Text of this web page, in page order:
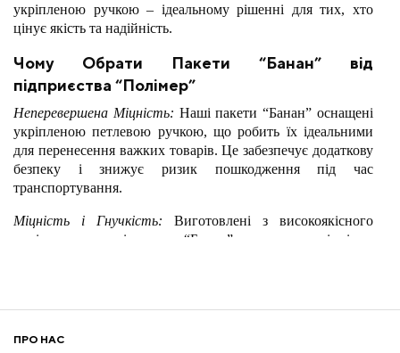
укріпленою ручкою – ідеальному рішенні для тих, хто
цінує якість та надійність.
Чому Обрати Пакети “Банан” від
підприєства “Полімер”
Неперевершена Міцність: Наші пакети “Банан” оснащені
укріпленою петлевою ручкою, що робить їх ідеальними
для перенесення важких товарів. Це забезпечує додаткову
безпеку і знижує ризик пошкодження під час
транспортування.
Міцність і Гнучкість: Виготовлені з високоякісного
поліетилену, наші пакети “Банан” гарантують відмінну
Оптимальний Вибір для Великих Замовлень
Економічна Вигода:
ПРО НАС